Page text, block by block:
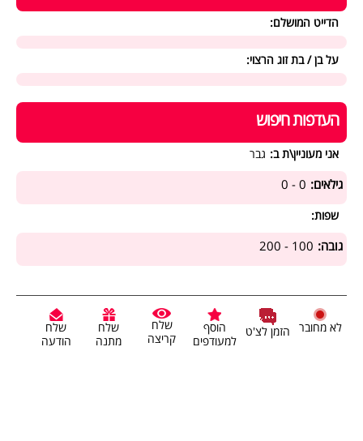
הדייט המושלם:
על בן / בת זוג הרצוי:
העדפות חיפוש
אני מעוניין\ת ב: גבר
גילאים: 0 - 0
שפות:
גובה: 100 - 200
לא מחובר הזמן לצ'ט
הוסף
למעודפים
שלח
קריצה
שלח
מתנה
שלח
הודעה